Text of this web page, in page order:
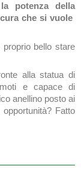
potenza della
che si vuole
bello stare
alla statua di
e capace di
anellino posto ai
Fatto